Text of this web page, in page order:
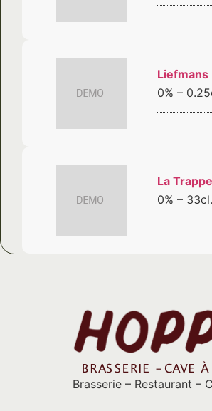
Liefmans
0% –
La
0% –
Brasserie – Restaurant –